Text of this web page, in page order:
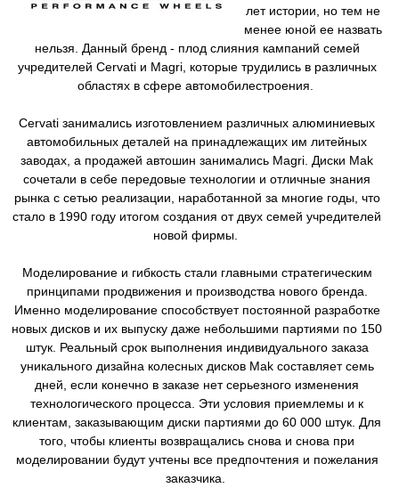
лет истории, но тем не
менее юной ее назвать
нельзя. Данный бренд - плод слияния кампаний семей
учредителей Cervati и Magri, которые трудились в различных
областях в сфере автомобилестроения.
Cervati занимались изготовлением различных алюминиевых
автомобильных деталей на принадлежащих им литейных
заводах, а продажей автошин занимались Magri. Диски Mak
сочетали в себе передовые технологии и отличные знания
рынка с сетью реализации, наработанной за многие годы, что
стало в 1990 году итогом создания от двух семей учредителей
новой фирмы.
Моделирование и гибкость стали главными стратегическим
принципами продвижения и производства нового бренда.
Именно моделирование способствует постоянной разработке
новых дисков и их выпуску даже небольшими партиями по 150
штук. Реальный срок выполнения индивидуального заказа
уникального дизайна колесных дисков Mak составляет семь
дней, если конечно в заказе нет серьезного изменения
технологического процесса. Эти условия приемлемы и к
клиентам, заказывающим диски партиями до 60 000 штук. Для
того, чтобы клиенты возвращались снова и снова при
моделировании будут учтены все предпочтения и пожелания
заказчика.